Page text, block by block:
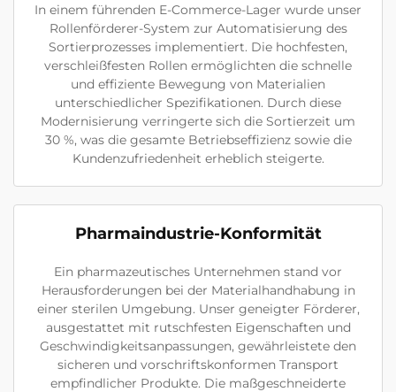
In einem führenden E-Commerce-Lager wurde unser
Rollenförderer-System zur Automatisierung des
Sortierprozesses implementiert. Die hochfesten,
verschleißfesten Rollen ermöglichten die schnelle
und effiziente Bewegung von Materialien
unterschiedlicher Spezifikationen. Durch diese
Modernisierung verringerte sich die Sortierzeit um
30 %, was die gesamte Betriebseffizienz sowie die
Kundenzufriedenheit erheblich steigerte.
Pharmaindustrie-Konformität
Ein pharmazeutisches Unternehmen stand vor
Herausforderungen bei der Materialhandhabung in
einer sterilen Umgebung. Unser geneigter Förderer,
ausgestattet mit rutschfesten Eigenschaften und
Geschwindigkeitsanpassungen, gewährleistete den
sicheren und vorschriftskonformen Transport
empfindlicher Produkte. Die maßgeschneiderte